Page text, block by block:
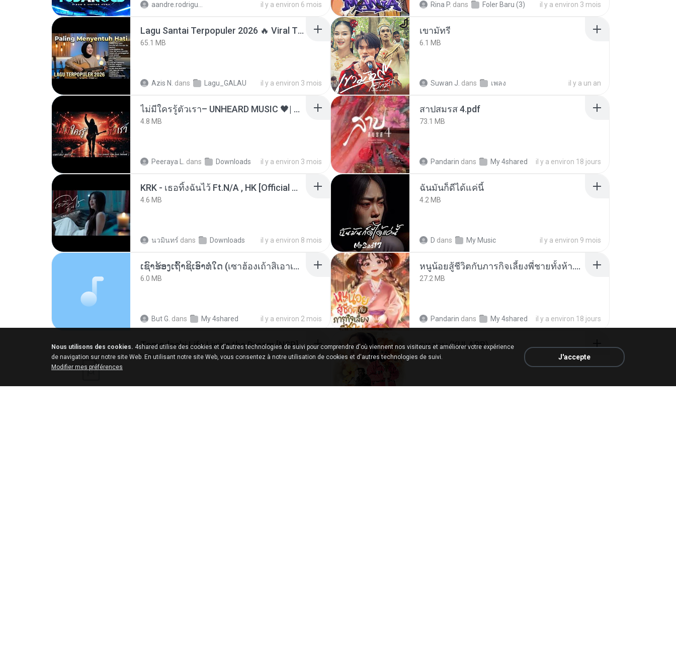
il y a environ 6 mois Rina P. dans Foler Baru (3) il y a environ 3 mois
Lagu Santai Terpopuler 2026 🔥 Viral TikTok — Lagu Pop Indonesia Terbaru & Paling Hits 2026
65.1 MB
Azis N. dans Lagu_GALAU il y a environ 3 mois
เขามัทรี
6.1 MB
Suwan J. dans เพลง il y a un an
ไม่มีใครรู้ตัวเรา– UNHEARD MUSIC 🖤| Official Lyric Video | เพลงสู้ชีวิต
4.8 MB
Peeraya L. dans Downloads il y a environ 3 mois
สาปสมรส 4.pdf
73.1 MB
Pandarin dans My 4shared il y a environ 18 jours
KRK - เธอทิ้งฉันไว้ Ft.N/A , HK [Official MV]
4.6 MB
นวมินทร์ dans Downloads il y a environ 8 mois
ฉันมันก็ดีได้แค่นี้
4.2 MB
D dans My Music il y a environ 9 mois
ເຊົາຮ້ອງເຖົ້າຊິເອົາທໍ່ໃດ (เซาฮ้องเถ้าสิเอาเท่าใด) ບຸນເກີດ ຫນູຫ່ວງ ft. ໂສພາ ຈຸນທະລາ
6.0 MB
But G. dans My 4shared il y a environ 2 mois
หนูน้อยสู้ชีวิตกับภารกิจเลี้ยงพี่ชายทั้งห้า.pdf
27.2 MB
Pandarin dans My 4shared il y a environ 18 jours
Tomodachi Life Living the Dream [NSP].torrent
252 KB
กุหลาบ (KULARB)
5.9 MB
Nous utilisons des cookies. 4shared utilise des cookies et d'autres technologies de suivi pour comprendre d'où viennent nos visiteurs et améliorer votre expérience
de navigation sur notre site Web. En utilisant notre site Web, vous consentez à notre utilisation de cookies et d'autres technologies de suivi.
Modifier mes préférences
J'accepte